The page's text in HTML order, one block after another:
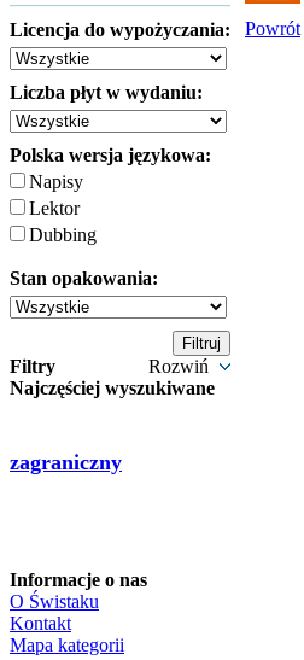
Licencja do wypożyczania:
Liczba płyt w wydaniu:
Polska wersja językowa:
Napisy
Lektor
Dubbing
Stan opakowania:
Filtry
Rozwiń
Najczęściej wyszukiwane
zagraniczny
Powrót
Informacje o nas
O Świstaku
Kontakt
Mapa kategorii